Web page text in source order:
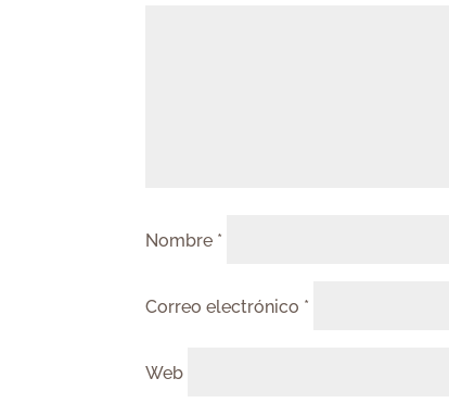
Nombre *
Correo electrónico *
Web